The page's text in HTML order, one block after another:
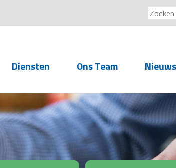
Zoeken
naar:
Diensten
Service voor
accountants- en
administratiekantoren
Arbeidsrechtelijke
Advisering
Ons Team Nieuws